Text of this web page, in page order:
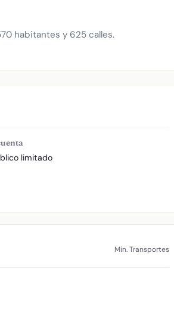
habitantes y 625 calles.
limitado
Min. Transportes